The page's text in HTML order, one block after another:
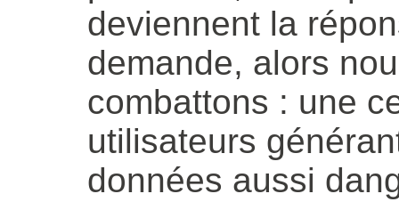
deviennent la
demande, alors
combattons : une
utilisateurs
données aussi